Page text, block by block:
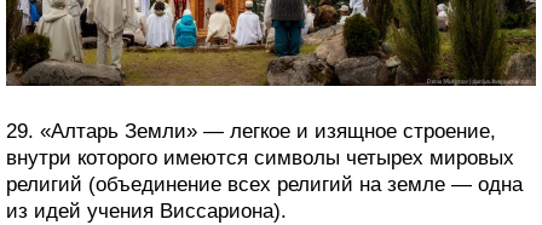
29. «Алтарь Земли» — легкое и изящное строение,
внутри которого имеются символы четырех мировых
религий (объединение всех религий на земле — одна
из идей учения Виссариона).